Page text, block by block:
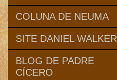
COLUNA DE NEUMA
SITE DANIEL WALKER
BLOG DE PADRE
CÍCERO